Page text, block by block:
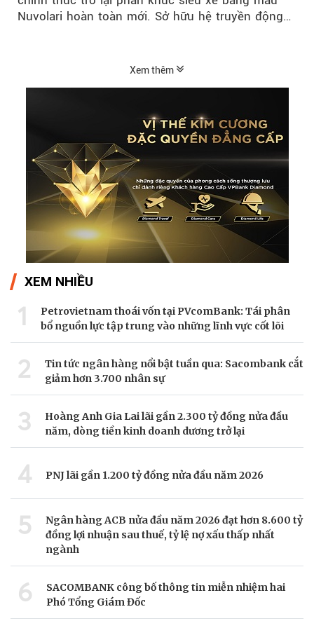
Nuvolari hoàn toàn mới. Sở hữu hệ truyền động
xem là tuyên ngôn mới của Audi trong kỷ nguyên
Xem thêm
XEM NHIỀU
1
Petrovietnam thoái vốn tại PVcomBank: Tái phân
bổ nguồn lực tập trung vào những lĩnh vực cốt lõi
2
Tin tức ngân hàng nổi bật tuần qua: Sacombank cắt
giảm hơn 3.700 nhân sự
3
Hoàng Anh Gia Lai lãi gần 2.300 tỷ đồng nửa đầu
năm, dòng tiền kinh doanh dương trở lại
4 PNJ lãi gần 1.200 tỷ đồng nửa đầu năm 2026
5
Ngân hàng ACB nửa đầu năm 2026 đạt hơn 8.600 tỷ
đồng lợi nhuận sau thuế, tỷ lệ nợ xấu thấp nhất
ngành
6
SACOMBANK công bố thông tin miễn nhiệm hai
Phó Tổng Giám Đốc